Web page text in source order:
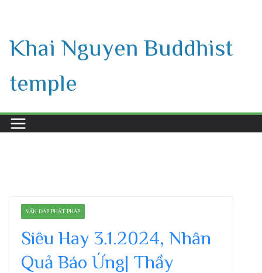
content
Khai Nguyen Buddhist
temple
VẤN ĐÁP PHẬT PHÁP
Siêu Hay 3.1.2024, Nhân
Quả Báo Ứng| Thầy